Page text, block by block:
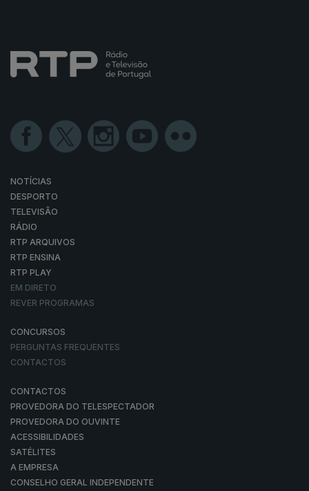
NOTÍCIAS
DESPORTO
TELEVISÃO
RÁDIO
RTP ARQUIVOS
RTP ENSINA
RTP PLAY
EM DIRETO
REVER PROGRAMAS
CONCURSOS
PERGUNTAS FREQUENTES
CONTACTOS
CONTACTOS
PROVEDORA DO TELESPECTADOR
PROVEDORA DO OUVINTE
ACESSIBILIDADES
SATÉLITES
A EMPRESA
CONSELHO GERAL INDEPENDENTE